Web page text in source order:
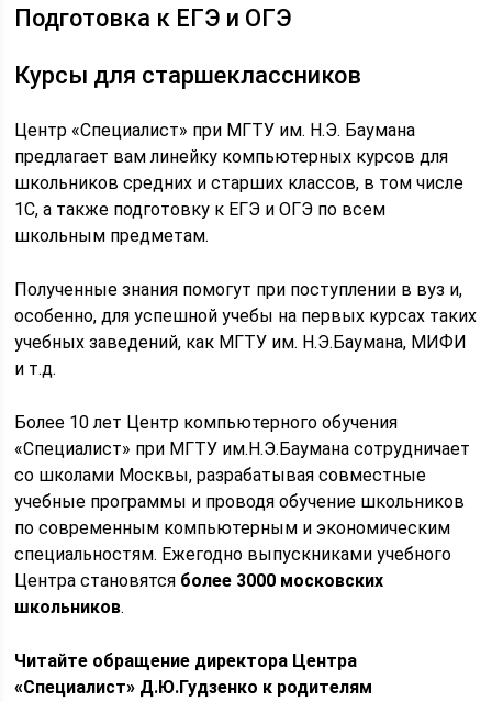
Подготовка к ЕГЭ и ОГЭ
Курсы для старшеклассников
Центр «Специалист» при МГТУ им. Н.Э. Баумана
предлагает вам линейку компьютерных курсов для
школьников средних и старших классов, в том числе
1С, а также подготовку к ЕГЭ и ОГЭ по всем
школьным предметам.
Полученные знания помогут при поступлении в вуз и,
особенно, для успешной учебы на первых курсах таких
учебных заведений, как МГТУ им. Н.Э.Баумана, МИФИ
и т.д.
Более 10 лет Центр компьютерного обучения
«Специалист» при МГТУ им.Н.Э.Баумана сотрудничает
со школами Москвы, разрабатывая совместные
учебные программы и проводя обучение школьников
по современным компьютерным и экономическим
специальностям. Ежегодно выпускниками учебного
Центра становятся более 3000 московских
школьников.
Читайте обращение директора Центра
«Специалист» Д.Ю.Гудзенко к родителям